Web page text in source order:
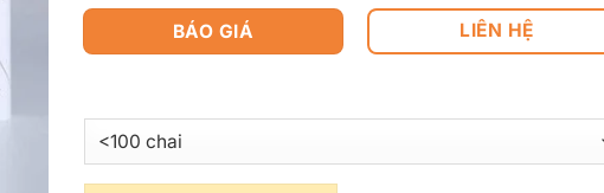
BÁO GIÁ LIÊN HỆ